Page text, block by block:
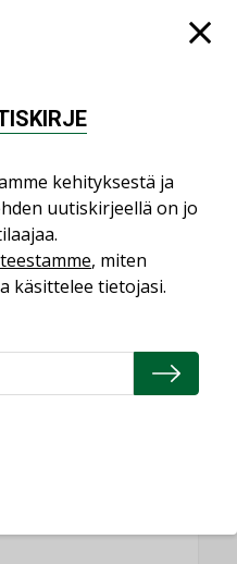
teknologia
toimivaa
kehityksestä ja
uutiskirjeellä on jo
, miten
käsittelee tietojasi.